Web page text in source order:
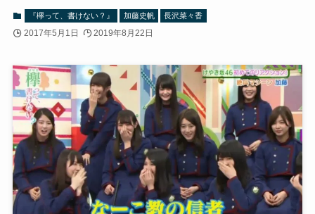
『欅って、書けない？』 加藤史帆 長沢菜々香
2017年5月1日 2019年8月22日